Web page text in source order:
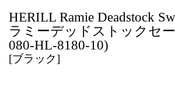
HERILL Ramie Deadstock
ラミーデッドストックセ
080-HL-8180-10)
[ブラック]